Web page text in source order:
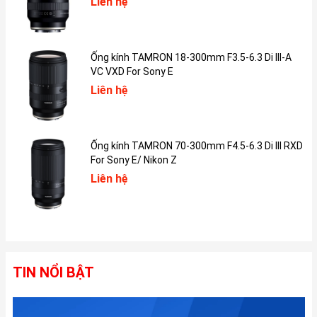
(công nghệ ProMotion). Màn hình có khả năng đạt độ sáng 1000
nits (toàn màn hình) và lên tới 1600 nits trong chế độ HDR, cùng
cả khi dùng ngoài trời. Nhờ vậy, hình ảnh luôn được tái tạo với
màu sắc chính xác, chi tiết sống động và độ rực rỡ cao.
Màn hình của iPad Pro M5 thể hiện màu sắc tự nhiên và đồng bộ
với ánh sáng xung quanh nhờ vào sự hỗ trợ của dải màu rộng P3
đến dựng phim, biên tập ảnh hay thiết kế có thể hoàn toàn tin
cậy vào tính chính xác của hình ảnh được hiển thị. Đối với các
cấu hình có dung lượng lưu trữ lớn (1 TB, 2 TB), người dùng còn
được lựa chọn thêm mặt kính phủ nano giúp tối ưu trải nghiệm
làm việc ngoài trời.
Ống kính TAMRON 18-300mm F3.5-6.3 Di III-A
VC VXD For Sony E
Liên hệ
Ống kính TAMRON 70-300mm F4.5-6.3 Di III RXD
For Sony E/ Nikon Z
Liên hệ
TIN NỔI BẬT